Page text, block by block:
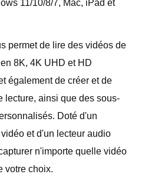
11/10/8/7, Mac, iPad et
permet de lire des vidéos de
8K, 4K UHD et HD
également de créer et de
lecture, ainsi que des sous-
Doté d'un
et d'un lecteur audio
n'importe quelle vidéo
votre choix.